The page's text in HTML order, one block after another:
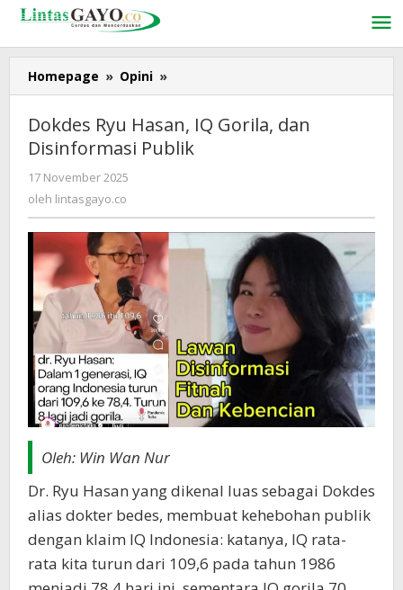
Lewati
konten
Homepage » Opini »
Ryu
IQ
Gorila,
Dokdes Ryu Hasan, IQ Gorila, dan
Disinformasi Publik
17 November 2025
oleh lintasgayo.co
Oleh: Win Wan Nur
Dr. Ryu Hasan yang dikenal luas sebagai Dokdes
alias dokter bedes, membuat kehebohan publik
dengan klaim IQ Indonesia: katanya, IQ rata-
rata kita turun dari 109,6 pada tahun 1986